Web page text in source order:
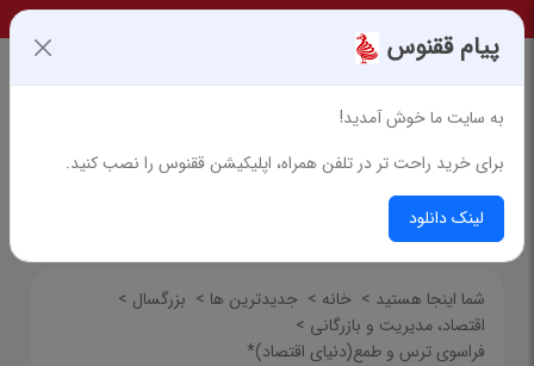
شما اینجا هستید > خانه > جدیدترین ها > بزرگسال >
اقتصاد، مدیریت و بازرگانی >
فراسوی ترس و طمع(دنیای اقتصاد)*
پیام ققنوس
به سایت ما خوش آمدید!
برای خرید راحت تر در تلفن همراه، اپلیکیشن ققنوس را نصب کنید.
لینک دانلود